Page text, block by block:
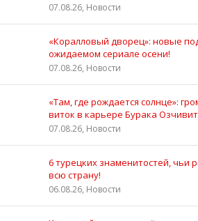
07.08.26, Новости
«Коралловый дворец»: новые
ожидаемом сериале осени!
07.08.26, Новости
«Там, где рождается солнце»:
виток в карьере Бурака
07.08.26, Новости
6 турецких знаменитостей, чьи
всю страну!
06.08.26, Новости